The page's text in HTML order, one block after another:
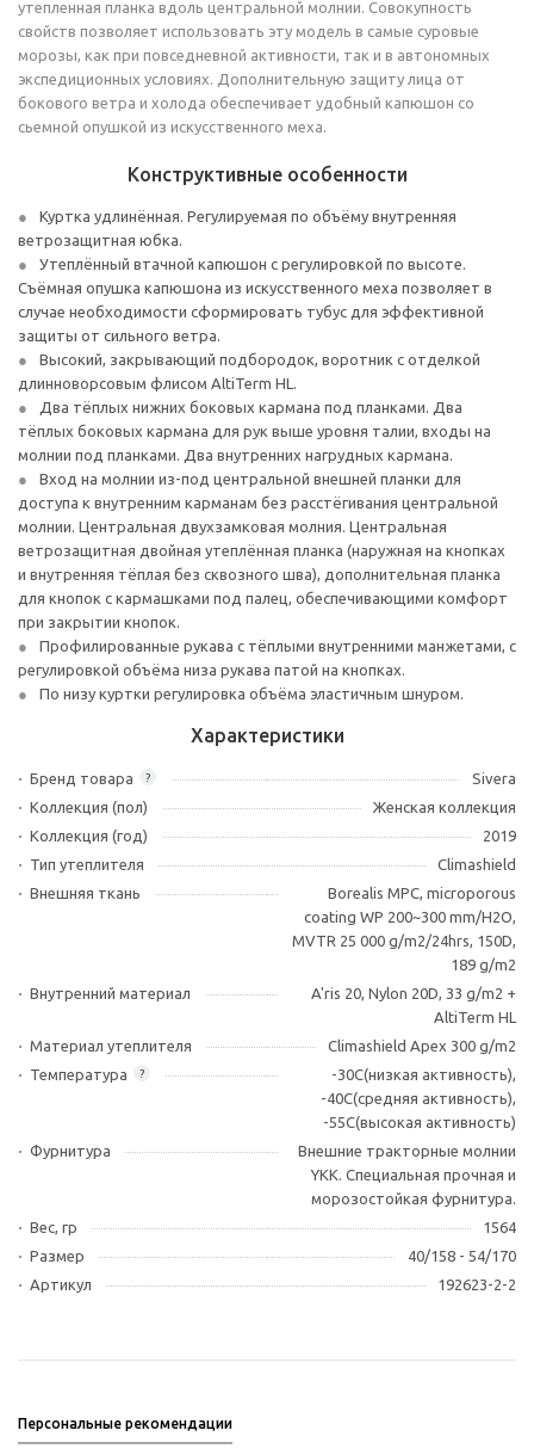
утепленная планка вдоль центральной молнии. Совокупность
свойств позволяет использовать эту модель в самые суровые
морозы, как при повседневной активности, так и в автономных
экспедиционных условиях. Дополнительную защиту лица от
бокового ветра и холода обеспечивает удобный капюшон со
сьемной опушкой из искусственного меха.
Конструктивные особенности
Куртка удлинённая. Регулируемая по объёму внутренняя
ветрозащитная юбка.
Утеплённый втачной капюшон с регулировкой по высоте.
Съёмная опушка капюшона из искусственного меха позволяет в
случае необходимости сформировать тубус для эффективной
защиты от сильного ветра.
Высокий, закрывающий подбородок, воротник c отделкой
длинноворсовым флисом AltiTerm HL.
Два тёплых нижних боковых кармана под планками. Два
тёплых боковых кармана для рук выше уровня талии, входы на
молнии под планками. Два внутренних нагрудных кармана.
Вход на молнии из-под центральной внешней планки для
доступа к внутренним карманам без расстёгивания центральной
молнии. Центральная двухзамковая молния. Центральная
ветрозащитная двойная утеплённая планка (наружная на кнопках
и внутренняя тёплая без сквозного шва), дополнительная планка
для кнопок с кармашками под палец, обеспечивающими комфорт
при закрытии кнопок.
Профилированные рукава с тёплыми внутренними манжетами, с
регулировкой объёма низа рукава патой на кнопках.
По низу куртки регулировка объёма эластичным шнуром.
Характеристики
?
Бренд товара
Sivera
Коллекция (пол)
Женская коллекция
Коллекция (год)
2019
Тип утеплителя
Climashield
Внешняя ткань
Borealis MPC, microporous
coating WP 200~300 mm/H2O,
MVTR 25 000 g/m2/24hrs, 150D,
189 g/m2
Внутренний материал
A'ris 20, Nylon 20D, 33 g/m2 +
AltiTerm HL
Материал утеплителя
Climashield Apex 300 g/m2
?
Температура
-30C(низкая активность),
-40C(средняя активность),
-55C(высокая активность)
Фурнитура
Внешние тракторные молнии
YKK. Специальная прочная и
морозостойкая фурнитура.
Вес, гр
1564
Размер
40/158 - 54/170
Артикул
192623-2-2
Персональные рекомендации